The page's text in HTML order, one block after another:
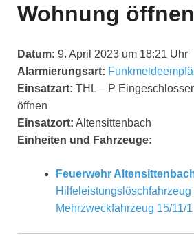
Wohnung
Datum: 9. April 2023 um 18:21 Uhr
Alarmierungsart:
Einsatzart: THL – P
öffnen
Einsatzort: Altensittenbach
Einheiten und Fahrzeuge:
Feuerwehr
Hilfeleistungslöschfahrzeug
Mehrzweckfahrzeug 15/11/1